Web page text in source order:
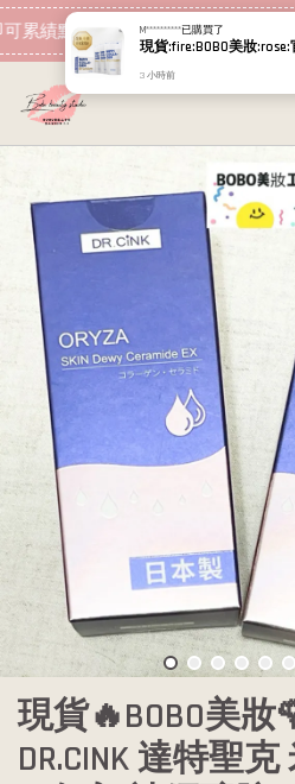
累績點數 下筆消費即可折抵
現貨🔥BOBO美妝
DR.CINK 達特聖
M**********已購買了
3 小時前